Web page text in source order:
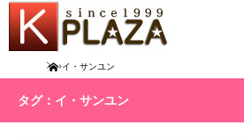
Homeイ・サンユン
タグ：イ・サンユン